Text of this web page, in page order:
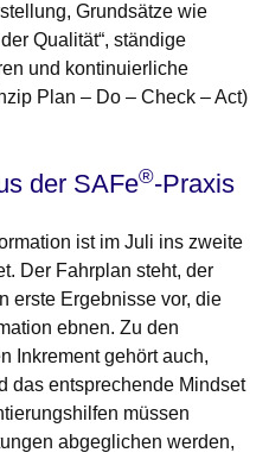
Grundsätze wie
Qualität“, ständige
und kontinuierliche
Plan – Do – Check – Act)
der SAFe®-Praxis
ist im Juli ins zweite
Der Fahrplan steht, der
erste Ergebnisse vor, die
ebnen. Zu den
Inkrement gehört auch,
das entsprechende Mindset
müssen
abgeglichen werden,